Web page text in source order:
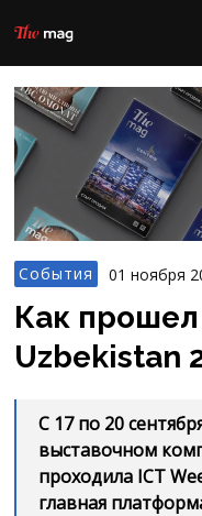
События 01 ноября
Как прошел
Uzbekistan
С 17 по 20
выставочном
проходила ICT
главная